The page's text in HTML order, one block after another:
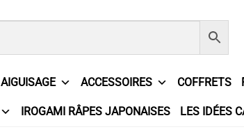
AIGUISAGE ACCESSOIRES COFFRETS
IROGAMI RÂPES JAPONAISES LES IDÉES